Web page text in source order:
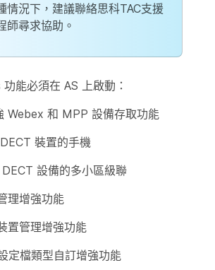
情況下，建議聯絡思科TAC支援
師尋求協助。
能必須在 AS 上啟動：
Webex 和 MPP 設備存取功能
裝置的手機
設備的多小區級聯
理增強功能
置管理增強功能
定檔類型自訂增強功能